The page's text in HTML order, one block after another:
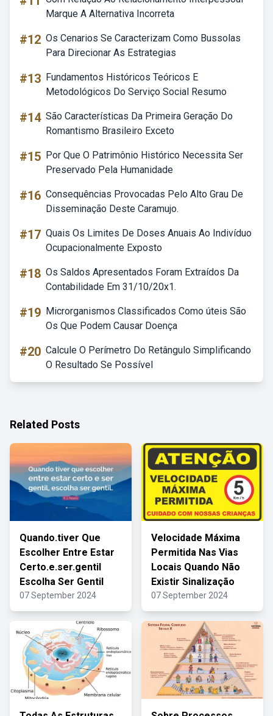
Marque A Alternativa Incorreta
#12 Os Cenarios Se Caracterizam Como Bussolas
Para Direcionar As Estrategias
#13 Fundamentos Históricos Teóricos E
Metodológicos Do Serviço Social Resumo
#14 São Características Da Primeira Geração Do
Romantismo Brasileiro Exceto
#15 Por Que O Patrimônio Histórico Necessita Ser
Preservado Pela Humanidade
#16 Consequências Provocadas Pelo Alto Grau De
Disseminação Deste Caramujo.
#17 Quais Os Limites De Doses Anuais Ao Indivíduo
Ocupacionalmente Exposto
#18 Os Saldos Apresentados Foram Extraídos Da
Contabilidade Em 31/10/20x1.
#19 Microrganismos Classificados Como úteis São
Os Que Podem Causar Doença
#20 Calcule O Perímetro Do Retângulo Simplificando
O Resultado Se Possível
Related Posts
Quando.tiver Que
Escolher Entre Estar
Certo.e.ser.gentil
Escolha Ser Gentil
07 September 2024
Velocidade Máxima
Permitida Nas Vias
Locais Quando Não
Existir Sinalização
07 September 2024